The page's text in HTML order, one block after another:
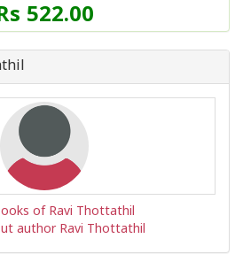
522.00
of Ravi Thottathil
author Ravi Thottathil